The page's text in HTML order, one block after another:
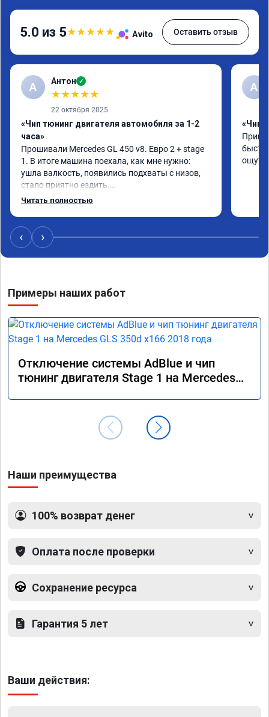
5.0 из 5★★★★★ Avito Оставить отзыв
А Антон ✓
★★★★★
22 октября 2025
«Чип тюнинг двигателя автомобиля за 1-2
часа»
Прошивали Mercedes GL 450 v8. Евро 2 + stage
1. В итоге машина поехала, как мне нужно:
ушла валкость, появились подхваты с низов,
стало приятно ездить.
Одни из лучших трат, в авто! 🔥
Читать полностью
A
«Чип
‹ ›
Примеры наших работ
Отключение системы AdBlue и чип
тюнинг двигателя Stage 1 на Mercedes
Наши преимущества
100% возврат денег
Оплата после проверки
Сохранение ресурса
Гарантия 5 лет
Ваши действия: